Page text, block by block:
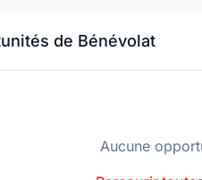
de Bénévolat
Aucune